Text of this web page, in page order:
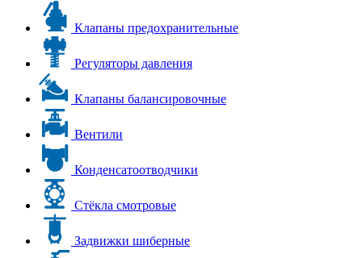
Клапаны предохранительные
Регуляторы давления
Клапаны балансировочные
Вентили
Конденсатоотводчики
Стёкла смотровые
Задвижки шиберные